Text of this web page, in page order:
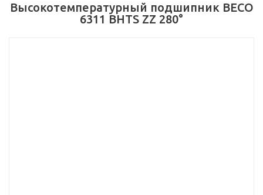
Высокотемпературный подшипник BECO
6311 BHTS ZZ 280°